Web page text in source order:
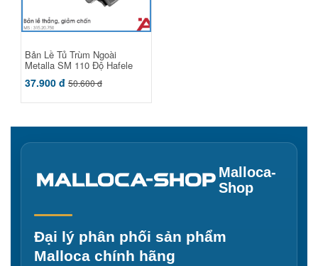
Bản Lề Tủ Trùm Ngoài
Metalla SM 110 Độ Hafele
315.20.750
37.900 đ 50.600 đ
Malloca-
Shop
Đại lý phân phối sản phẩm
Malloca chính hãng